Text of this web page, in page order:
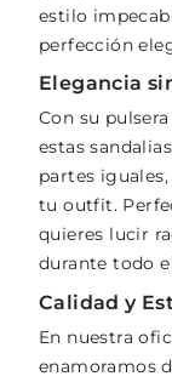
estilo
perfección
Elegancia
Con su
estas
partes
tu outfit.
quieres lucir
durante todo
Calidad y
En nuestra
enamoramos